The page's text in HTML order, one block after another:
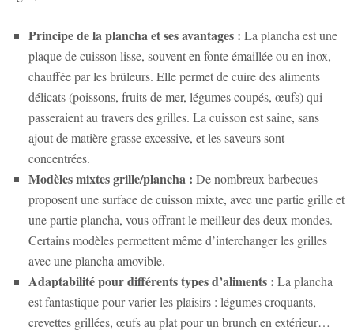
Principe de la plancha et ses avantages : La plancha est une
plaque de cuisson lisse, souvent en fonte émaillée ou en inox,
chauffée par les brûleurs. Elle permet de cuire des aliments
délicats (poissons, fruits de mer, légumes coupés, œufs) qui
passeraient au travers des grilles. La cuisson est saine, sans
ajout de matière grasse excessive, et les saveurs sont
concentrées.
Modèles mixtes grille/plancha : De nombreux barbecues
proposent une surface de cuisson mixte, avec une partie grille et
une partie plancha, vous offrant le meilleur des deux mondes.
Certains modèles permettent même d’interchanger les grilles
avec une plancha amovible.
Adaptabilité pour différents types d’aliments : La plancha
est fantastique pour varier les plaisirs : légumes croquants,
crevettes grillées, œufs au plat pour un brunch en extérieur…